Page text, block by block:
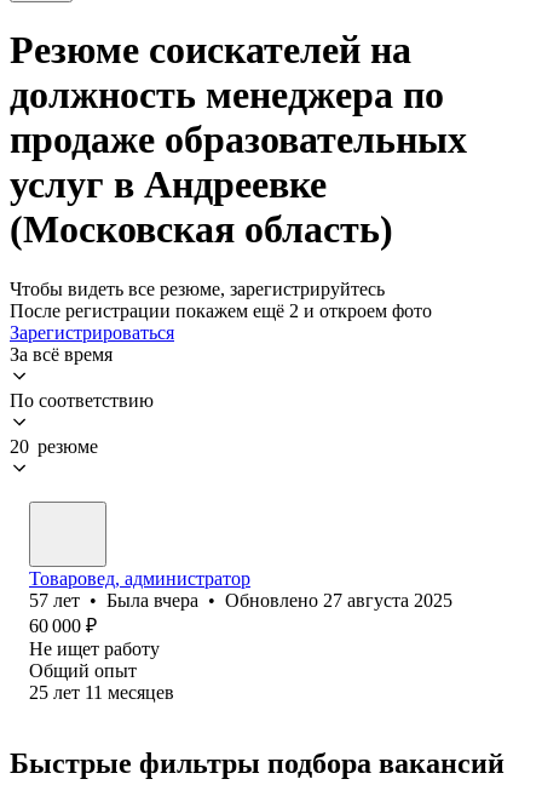
Резюме соискателей на
должность менеджера по
продаже образовательных
услуг в Андреевке
(Московская область)
Чтобы видеть все резюме, зарегистрируйтесь
После регистрации покажем ещё 2 и откроем фото
Зарегистрироваться
За всё время
По соответствию
20 резюме
Товаровед, администратор
57 лет • Была вчера • Обновлено 27 августа 2025
60 000 ₽
Не ищет работу
Общий опыт
25 лет 11 месяцев
Быстрые фильтры подбора вакансий